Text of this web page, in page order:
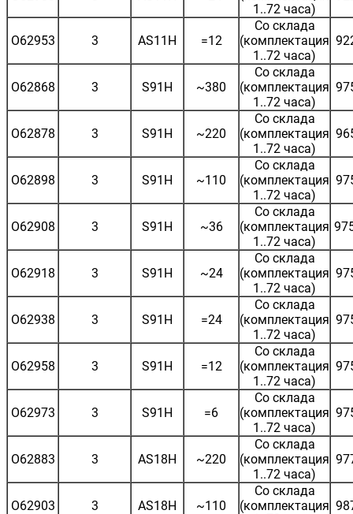
1..72 часа)
O62953 3 AS11H =12
Со склада
(комплектация
1..72 часа)
O62868 3 S91H ~380
Со склада
(комплектация
1..72 часа)
O62878 3 S91H ~220
Со склада
(комплектация
1..72 часа)
O62898 3 S91H ~110
Со склада
(комплектация
1..72 часа)
O62908 3 S91H ~36
Со склада
(комплектация
1..72 часа)
O62918 3 S91H ~24
Со склада
(комплектация
1..72 часа)
O62938 3 S91H =24
Со склада
(комплектация
1..72 часа)
O62958 3 S91H =12
Со склада
(комплектация
1..72 часа)
O62973 3 S91H =6
Со склада
(комплектация
1..72 часа)
O62883 3 AS18H ~220
Со склада
(комплектация
1..72 часа)
O62903 3 AS18H ~110
Со склада
(комплектация